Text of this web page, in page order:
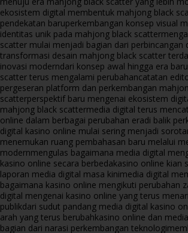
ekosistem digital membentuk mahjong black
pendekatan baruperkembangan konsep visual
identitas unik pada mahjong black scatter
scatter mulai menjadi bagian dari perbincangan
transformasi desain mahjong black scatter
inovasi moderndari konsep awal hingga era
scatter terus mengalami perubahancatatan
pergeseran platform dan perkembangan
scatterperspektif baru mengenai ekosistem
mahjong black scattermedia digital terus
online dalam berbagai perubahan eradi balik
digital kasino online mulai sering menjadi
menemukan ruang pembahasan baru melalui
modernmengulas bagaimana media digital
kasino online secara berbedakasino online kian
laporan media digital masa kinimedia digital
bagaimana kasino online mengikuti perubahan
digital mengenai kasino online yang terus
publikdari sudut pandang media digital kasino
arah yang terus berubahkasino online dan
bagian dari narasi perkembangan teknologi